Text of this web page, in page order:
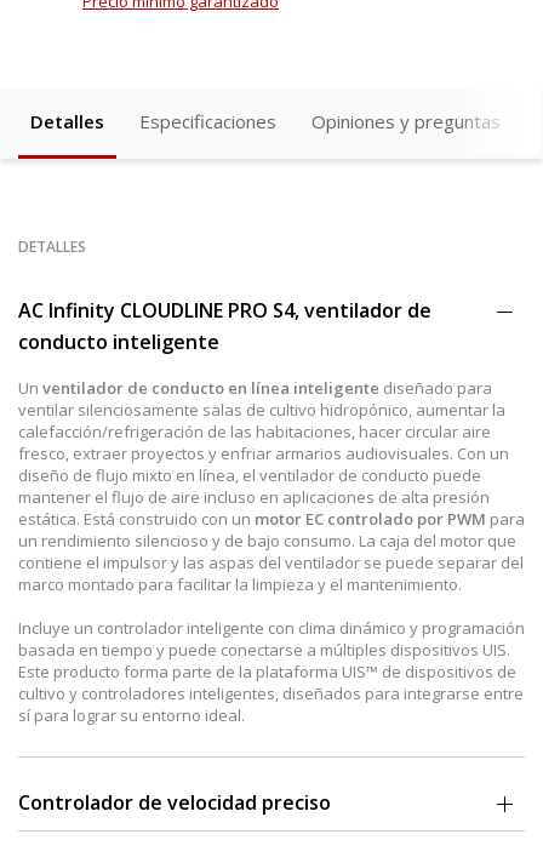
Detalles Especificaciones Opiniones y preguntas
DETALLES
AC Infinity CLOUDLINE PRO S4, ventilador de
conducto inteligente
Un ventilador de conducto en línea inteligente diseñado para
ventilar silenciosamente salas de cultivo hidropónico, aumentar la
calefacción/refrigeración de las habitaciones, hacer circular aire
fresco, extraer proyectos y enfriar armarios audiovisuales. Con un
diseño de flujo mixto en línea, el ventilador de conducto puede
mantener el flujo de aire incluso en aplicaciones de alta presión
estática. Está construido con un motor EC controlado por PWM para
un rendimiento silencioso y de bajo consumo. La caja del motor que
contiene el impulsor y las aspas del ventilador se puede separar del
marco montado para facilitar la limpieza y el mantenimiento.
Incluye un controlador inteligente con clima dinámico y programación
basada en tiempo y puede conectarse a múltiples dispositivos UIS.
Este producto forma parte de la plataforma UIS™ de dispositivos de
cultivo y controladores inteligentes, diseñados para integrarse entre
sí para lograr su entorno ideal.
Controlador de velocidad preciso